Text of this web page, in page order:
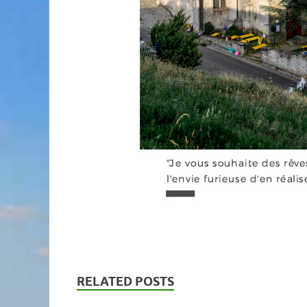
RELATED POSTS